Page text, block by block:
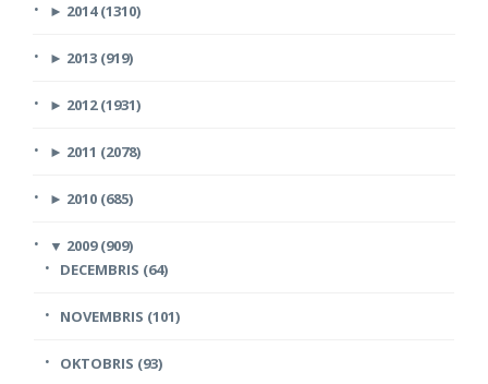
► 2014 (1310)
► 2013 (919)
► 2012 (1931)
► 2011 (2078)
► 2010 (685)
▼ 2009 (909)
DECEMBRIS (64)
NOVEMBRIS (101)
OKTOBRIS (93)